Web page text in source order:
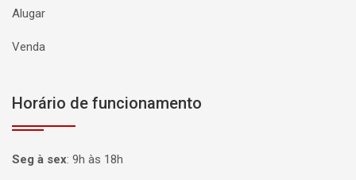
Alugar
Venda
Horário de funcionamento
Seg à sex: 9h às 18h